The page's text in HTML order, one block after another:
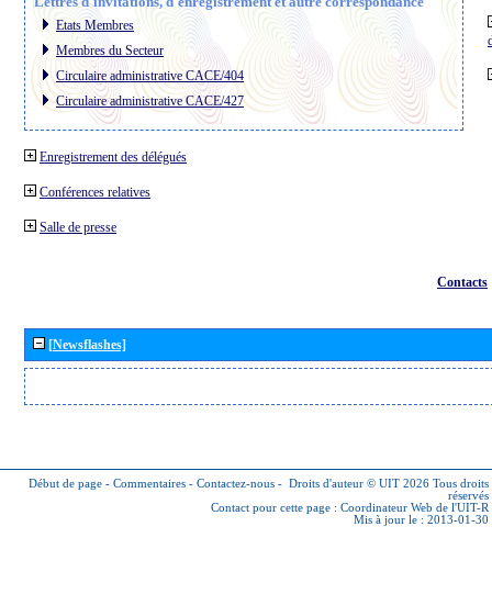
Etats Membres
Membres du Secteur
Circulaire administrative CACE/404
Circulaire administrative CACE/427
Enregistrement des délégués
Conférences relatives
Salle de presse
Contacts
[Newsflashes]
Début de page - Commentaires - Contactez-nous - Droits d'auteur © UIT 2026 Tous droits
réservés
Contact pour cette page : Coordinateur Web de l'UIT-R
Mis à jour le : 2013-01-30